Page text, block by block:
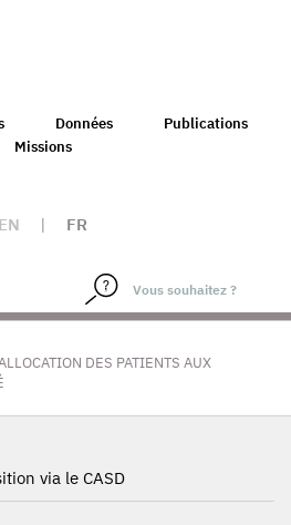
Données
Publications
Missions
EN | FR
DES PATIENTS AUX
via le CASD